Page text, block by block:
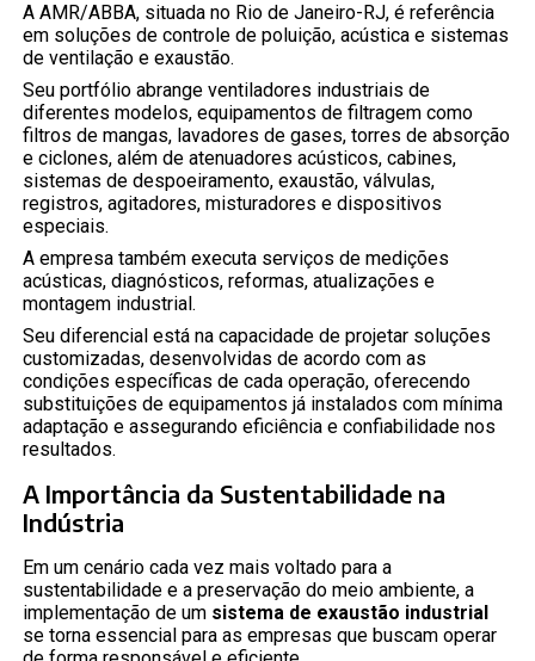
A AMR/ABBA, situada no Rio de Janeiro-RJ, é referência
em soluções de controle de poluição, acústica e sistemas
de ventilação e exaustão.
Seu portfólio abrange ventiladores industriais de
diferentes modelos, equipamentos de filtragem como
filtros de mangas, lavadores de gases, torres de absorção
e ciclones, além de atenuadores acústicos, cabines,
sistemas de despoeiramento, exaustão, válvulas,
registros, agitadores, misturadores e dispositivos
especiais.
A empresa também executa serviços de medições
acústicas, diagnósticos, reformas, atualizações e
montagem industrial.
Seu diferencial está na capacidade de projetar soluções
customizadas, desenvolvidas de acordo com as
condições específicas de cada operação, oferecendo
substituições de equipamentos já instalados com mínima
adaptação e assegurando eficiência e confiabilidade nos
resultados.
A Importância da Sustentabilidade na
Indústria
Em um cenário cada vez mais voltado para a
sustentabilidade e a preservação do meio ambiente, a
implementação de um sistema de exaustão industrial
se torna essencial para as empresas que buscam operar